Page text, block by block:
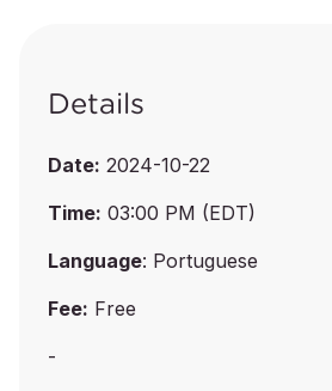
Details
Date: 2024-10-22
Time: 03:00 PM (EDT)
Language: Portuguese
Fee: Free
-